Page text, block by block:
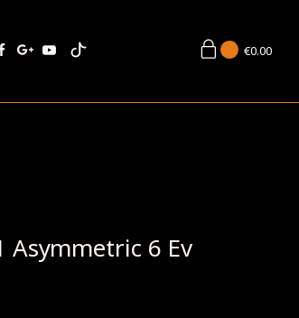
€0.00
Asymmetric 6 Ev